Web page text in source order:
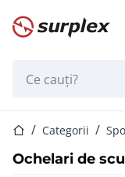
Pagina de start
Pagina de start
Categorii
Ochelari de